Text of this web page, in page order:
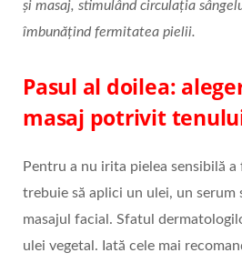
și masaj, stimulând circulația
îmbunățind fermitatea pielii.
Pasul al doilea:
masaj potrivit
Pentru a nu irita pielea sensibilă
trebuie să aplici un ulei, un serum
masajul facial. Sfatul
ulei vegetal. Iată cele mai